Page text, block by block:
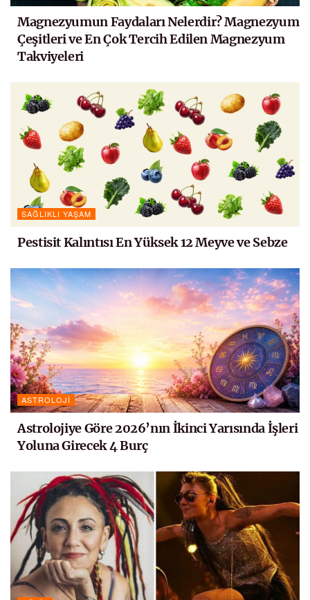
Magnezyumun Faydaları Nelerdir? Magnezyum
Çeşitleri ve En Çok Tercih Edilen Magnezyum
Takviyeleri
SAĞLIKLI YAŞAM
Pestisit Kalıntısı En Yüksek 12 Meyve ve Sebze
ASTROLOJI
Astrolojiye Göre 2026’nın İkinci Yarısında İşleri
Yoluna Girecek 4 Burç